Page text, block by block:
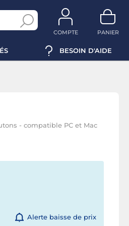
COMPTE PANIER
BESOIN D'AIDE
- compatible PC et Mac
Alerte baisse de prix